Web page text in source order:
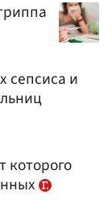
сепсиса и
которого